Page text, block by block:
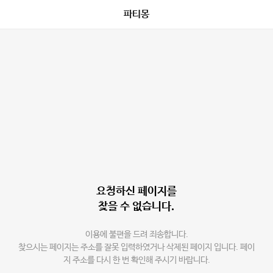
파티몽
요청하신 페이지를
찾을 수 없습니다.
이용에 불편을 드려 죄송합니다.
찾으시는 페이지는 주소를 잘못 입력하였거나 삭제된 페이지 입니다. 페이
지 주소를 다시 한 번 확인해 주시기 바랍니다.